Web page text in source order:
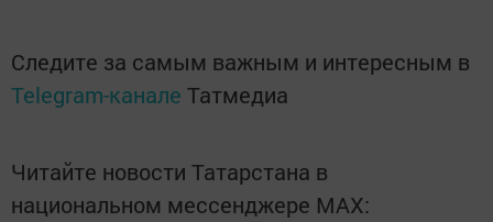
Следите за самым важным и интересным в
Telegram-канале Татмедиа
Читайте новости Татарстана в
национальном мессенджере MАХ: